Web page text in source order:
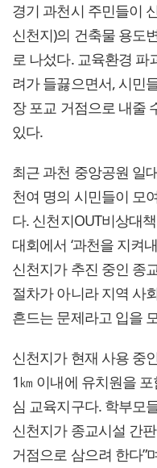
경기 과천시 주민들이
신천지)의 건축물 용도
로 나섰다. 교육환경 파
려가 들끓으면서, 시민
장 포교 거점으로 내줄
있다.
최근 과천 중앙공원 일
천여 명의 시민들이 모
다. 신천지OUT비상대
대회에서 ‘과천을 지켜
신천지가 추진 중인 종
절차가 아니라 지역 사
흔드는 문제라고 입을
신천지가 현재 사용 중
1㎞ 이내에 유치원을 포
심 교육지구다. 학부모
신천지가 종교시설 간
거점으로 삼으려 한다”